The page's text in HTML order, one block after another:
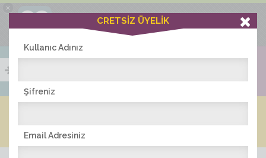
×
Ciddiask Uygulaması
+1 Hafta Gold Üyelik Kazan
Bedava - com.ciddi.ask
İNDİR
CRETSİZ ÜYELİK
Kullanıc Adınız
Şifreniz
Email Adresiniz